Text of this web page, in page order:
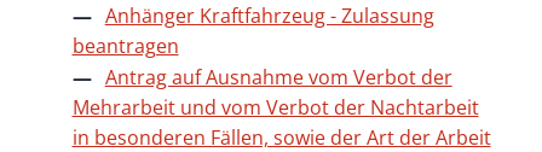
Anhänger Kraftfahrzeug - Zulassung
beantragen
Antrag auf Ausnahme vom Verbot der
Mehrarbeit und vom Verbot der Nachtarbeit
in besonderen Fällen, sowie der Art der Arbeit